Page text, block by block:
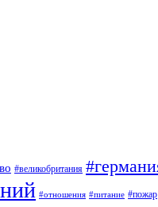
#великобритания
#отношения #питание #пожар